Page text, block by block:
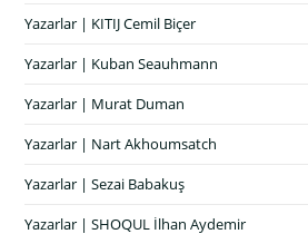
Yazarlar | KITIJ Cemil Biçer
Yazarlar | Kuban Seauhmann
Yazarlar | Murat Duman
Yazarlar | Nart Akhoumsatch
Yazarlar | Sezai Babakuş
Yazarlar | SHOQUL İlhan Aydemir